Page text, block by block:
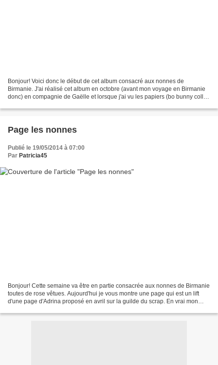
Bonjour! Voici donc le début de cet album consacré aux nonnes de
Birmanie. J'ai réalisé cet album en octobre (avant mon voyage en Birmanie
donc) en compagnie de Gaëlle et lorsque j'ai vu les papiers (bo bunny coll.
Page les nonnes
Publié le 19/05/2014 à 07:00
Par Patricia45
Bonjour! Cette semaine va être en partie consacrée aux nonnes de Birmanie
toutes de rose vêtues. Aujourd'hui je vous montre une page qui est un lift
d'une page d'Adrina proposé en avril sur la guilde du scrap. En vrai mon